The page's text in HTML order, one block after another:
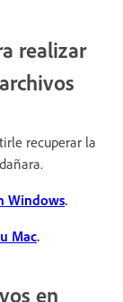
realizar
recuperar la
Windows.
Mac.
en